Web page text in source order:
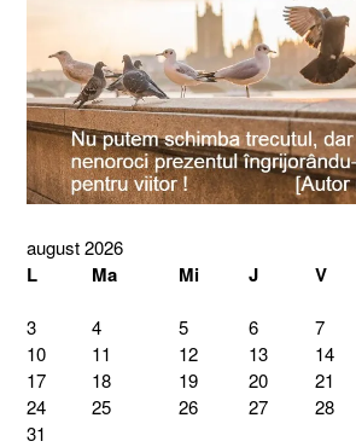
august 2026
L Ma Mi J V
3
4 5 6 7
10
11 12 13 14
17
18 19 20 21
24
25 26 27 28
31